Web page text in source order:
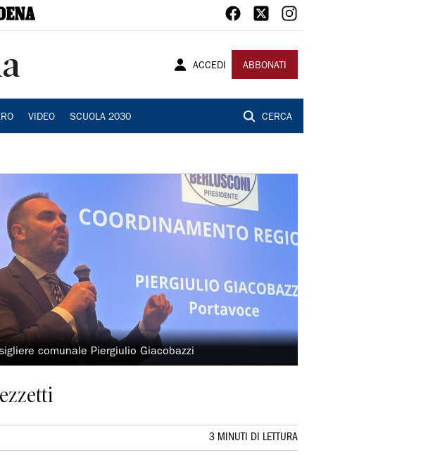
ACCEDI ABBONATI
VIDEO SCUOLA 2030 CERCA
comunale Piergiulio Giacobazzi
3 MINUTI DI LETTURA